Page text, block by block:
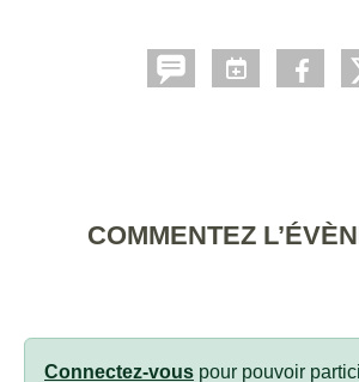
COMMENTEZ
Connectez-vous pour pouvoir